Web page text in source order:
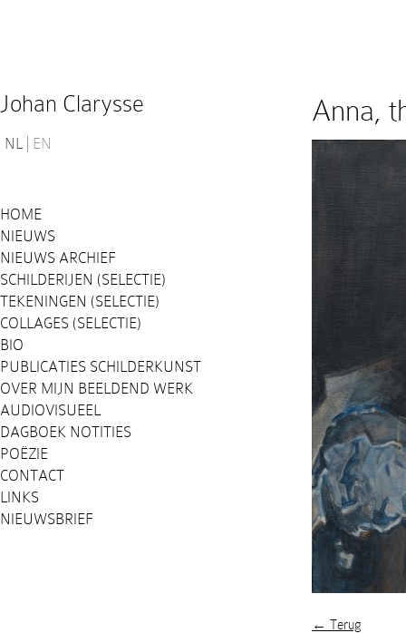
Johan Clarysse
NL EN
HOME
NIEUWS
NIEUWS ARCHIEF
SCHILDERIJEN (SELECTIE)
TEKENINGEN (SELECTIE)
COLLAGES (SELECTIE)
BIO
PUBLICATIES SCHILDERKUNST
OVER MIJN BEELDEND WERK
AUDIOVISUEEL
DAGBOEK NOTITIES
POËZIE
CONTACT
LINKS
NIEUWSBRIEF
Anna,
← Terug